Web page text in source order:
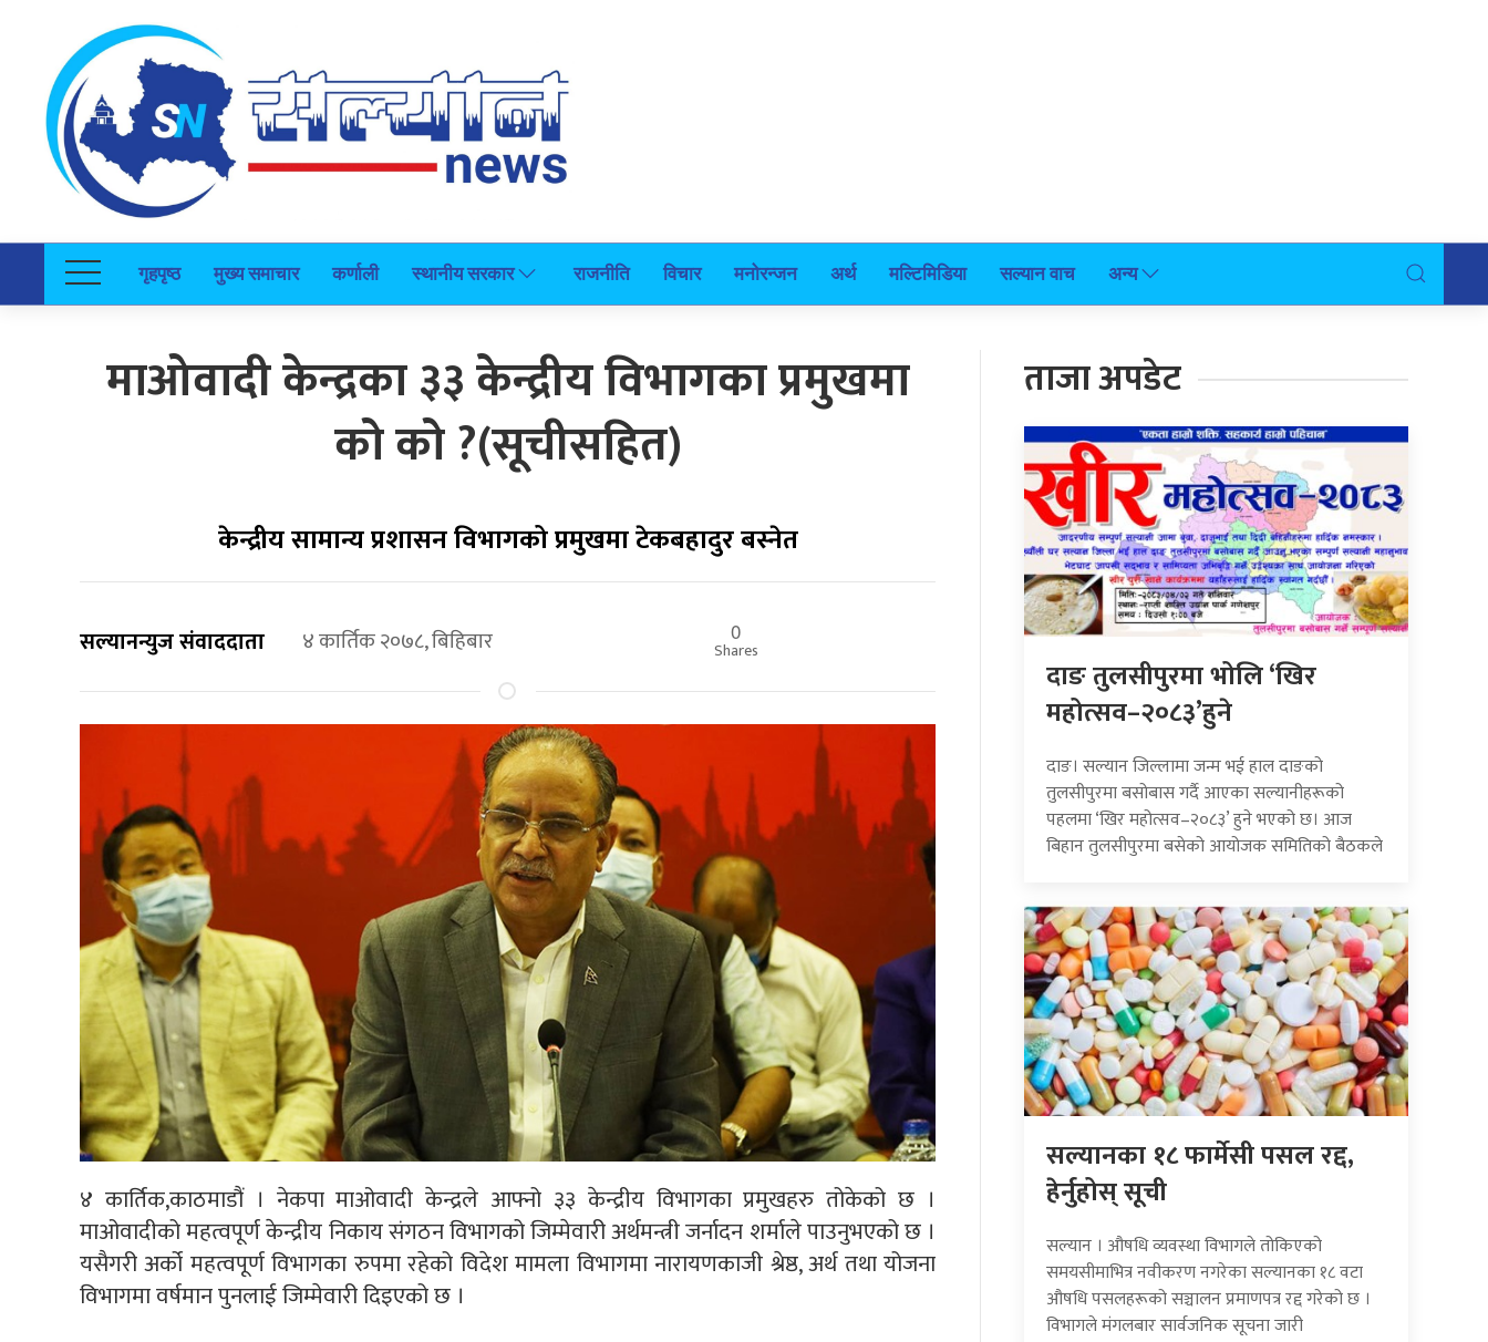
गृहपृष्ठ मुख्य समाचार कर्णाली स्थानीय सरकार राजनीति विचार मनोरन्जन अर्थ मल्टिमिडिया सल्यान वाच अन्य
माओवादी केन्द्रका ३३ केन्द्रीय विभागका प्रमुखमा
को को ?(सूचीसहित)
केन्द्रीय सामान्य प्रशासन विभागको प्रमुखमा टेकबहादुर बस्नेत
सल्यानन्युज संवाददाता ४ कार्तिक २०७८, बिहिबार 0
Shares
४ कार्तिक,काठमाडौं । नेकपा माओवादी केन्द्रले आफ्नो ३३ केन्द्रीय विभागका प्रमुखहरु तोकेको छ ।
माओवादीको महत्वपूर्ण केन्द्रीय निकाय संगठन विभागको जिम्मेवारी अर्थमन्त्री जर्नादन शर्माले पाउनुभएको छ ।
यसैगरी अर्को महत्वपूर्ण विभागका रुपमा रहेको विदेश मामला विभागमा नारायणकाजी श्रेष्ठ, अर्थ तथा योजना
विभागमा वर्षमान पुनलाई जिम्मेवारी दिइएको छ ।
ताजा अपडेट
दाङ तुलसीपुरमा भोलि ‘खिर
महोत्सव–२०८३’हुने
दाङ। सल्यान जिल्लामा जन्म भई हाल दाङको
तुलसीपुरमा बसोबास गर्दै आएका सल्यानीहरूको
पहलमा ‘खिर महोत्सव–२०८३’ हुने भएको छ। आज
बिहान तुलसीपुरमा बसेको आयोजक समितिको बैठकले
सल्यानका १८ फार्मेसी पसल रद्द,
हेर्नुहोस् सूची
सल्यान । औषधि व्यवस्था विभागले तोकिएको
समयसीमाभित्र नवीकरण नगरेका सल्यानका १८ वटा
औषधि पसलहरूको सञ्चालन प्रमाणपत्र रद्द गरेको छ ।
विभागले मंगलबार सार्वजनिक सूचना जारी